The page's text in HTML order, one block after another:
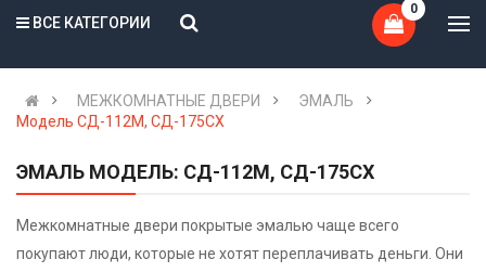
ВСЕ КАТЕГОРИИ
0
МЕЖКОМНАТНЫЕ ДВЕРИ
ЭМАЛЬ
Модель СД-112М, СД-175СХ
ЭМАЛЬ МОДЕЛЬ: СД-112М, СД-175СХ
Межкомнатные двери покрытые эмалью чаще всего
покупают люди, которые не хотят переплачивать деньги. Они